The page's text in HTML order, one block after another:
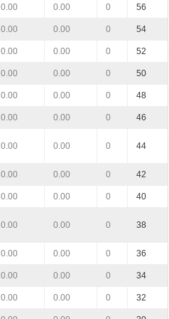
0.00 0.00 0 56
0.00 0.00 0 54
0.00 0.00 0 52
0.00 0.00 0 50
0.00 0.00 0 48
0.00 0.00 0 46
0.00 0.00 0 44
0.00 0.00 0 42
0.00 0.00 0 40
0.00 0.00 0 38
0.00 0.00 0 36
0.00 0.00 0 34
0.00 0.00 0 32